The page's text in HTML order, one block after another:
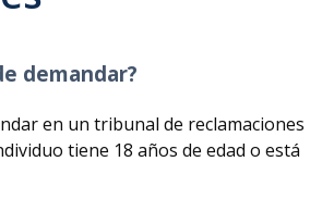
demandar?
en un tribunal de reclamaciones
tiene 18 años de edad o está